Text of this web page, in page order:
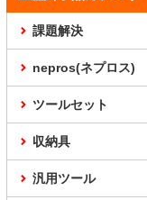
課題解決
nepros(ネプロス)
ツールセット
収納具
汎用ツール